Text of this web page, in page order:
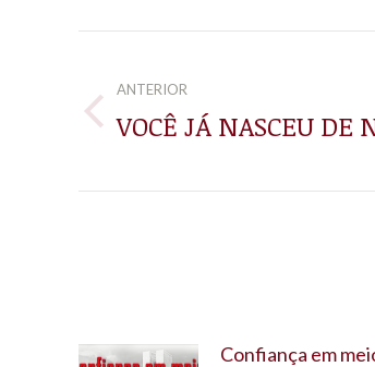
DEANTERIOR
Post
VOCÊ JÁ NASCEU DE
Confiança em